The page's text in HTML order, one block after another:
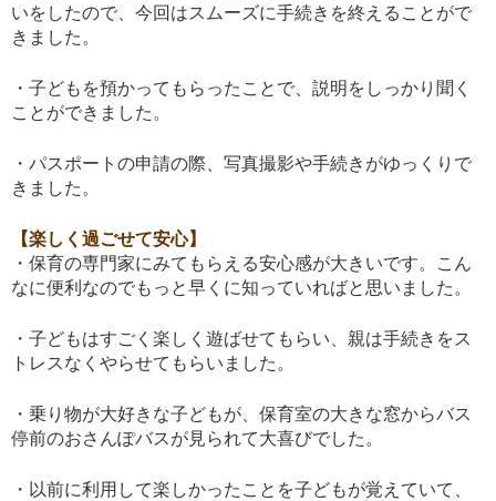
いをしたので、今回はスムーズに手続きを終えることがで
きました。
・子どもを預かってもらったことで、説明をしっかり聞く
ことができました。
・パスポートの申請の際、写真撮影や手続きがゆっくりで
きました。
【楽しく過ごせて安心】
・保育の専門家にみてもらえる安心感が大きいです。こん
なに便利なのでもっと早くに知っていればと思いました。
・子どもはすごく楽しく遊ばせてもらい、親は手続きをス
トレスなくやらせてもらいました。
・乗り物が大好きな子どもが、保育室の大きな窓からバス
停前のおさんぽバスが見られて大喜びでした。
・以前に利用して楽しかったことを子どもが覚えていて、